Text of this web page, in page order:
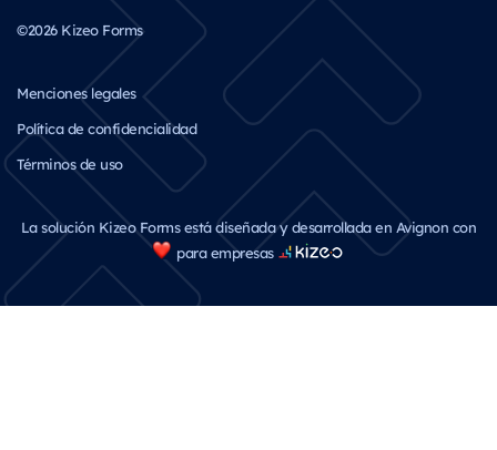
©2026 Kizeo Forms
La solución Kizeo Forms está diseñada y desarrollada en Avignon con
para empresas
Menciones legales
Política de confidencialidad
Términos de uso